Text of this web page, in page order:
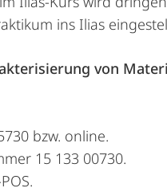
ins Ilias
von
bzw. online.
15 133 00730.